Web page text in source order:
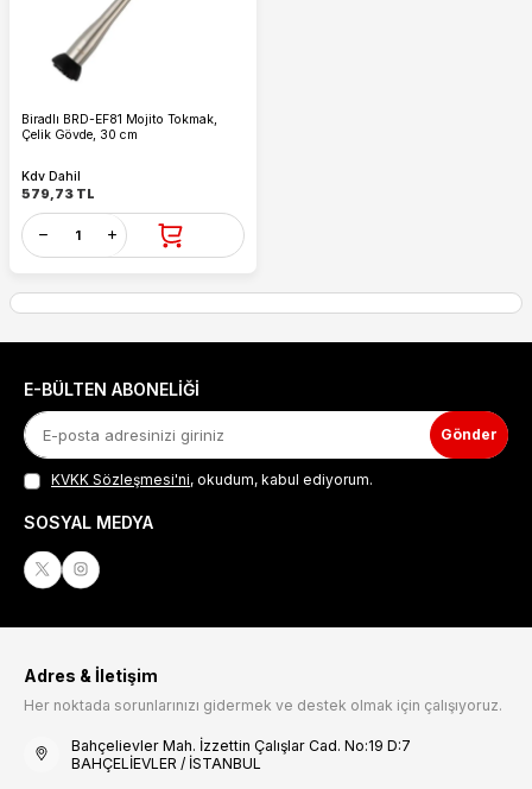
Biradlı BRD-EF81 Mojito Tokmak,
Çelik Gövde, 30 cm
Kdv Dahil
579,73 TL
E-BÜLTEN ABONELIĞI
Gönder
KVKK Sözleşmesi'ni, okudum, kabul ediyorum.
SOSYAL MEDYA
Adres & İletişim
Her noktada sorunlarınızı gidermek ve destek olmak için çalışıyoruz.
Bahçelievler Mah. İzzettin Çalışlar Cad. No:19 D:7
BAHÇELİEVLER / İSTANBUL